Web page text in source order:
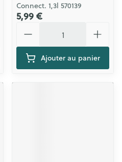
Connect. 1,3l 570139
5,99 €
Ajouter au panier